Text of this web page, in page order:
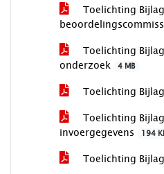
Toelichting
Toelichting
onderzoek
4 MB
Toelichting
Toelichting
invoergegevens
194
Toelichting